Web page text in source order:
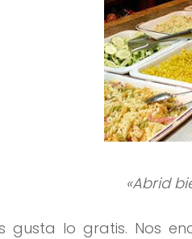
«Abrid
gusta lo gratis. Nos